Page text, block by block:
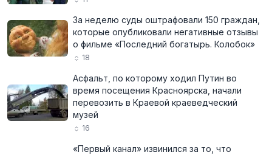
За неделю суды оштрафовали 150 граждан,
которые опубликовали негативные отзывы
о фильме «Последний богатырь. Колобок»
18
Асфальт, по которому ходил Путин во
время посещения Красноярска, начали
перевозить в Краевой краеведческий
музей
16
«Первый канал» извинился за то, что